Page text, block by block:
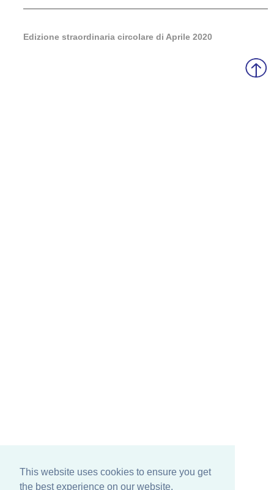
This website uses cookies to ensure you get
the best experience on our website.
Edizione straordinaria circolare di Aprile 2020